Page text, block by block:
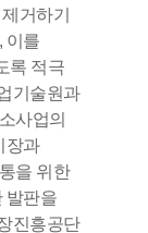
거하기
이를
록 적극
기술원과
사업의
장과
을 위한
발판을
진흥공단